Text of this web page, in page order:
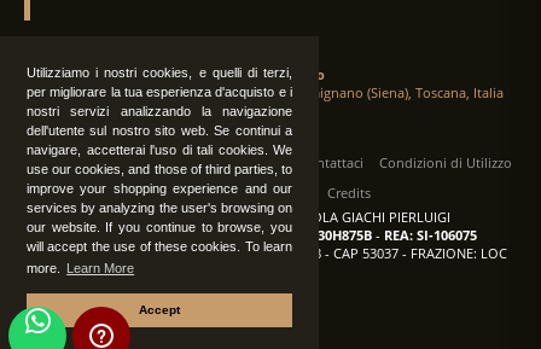
Utilizziamo i nostri cookies, e quelli di terzi,
per migliorare la tua esperienza d'acquisto e i
nostri servizi analizzando la navigazione
dell'utente sul nostro sito web. Se continui a
navigare, accetterai l'uso di tali cookies. We
use our cookies, and those of third parties, to
improve your shopping experience and our
services by analyzing the user's browsing on
our website. If you continue to browse, you
will accept the use of these cookies. To learn
more.
Learn More
Accept
Tenuta Torciano
Via Crocetta 16, Loc. Ulignano 53037 San Gimignano (Siena), Toscana, Italia
Tutti i diritti sono riservati | Operatori Contattaci
Condizioni di Utilizzo
Privacy
Albo Fornitori
Credits
TENUTA TORCIANO AZIENDA AGRICOLA GIACHI PIERLUIGI
P.IVA: IT00375840527 -C.F.: GCHPLG62C30H875B- REA: SI-106075
Sede: SAN GIMIGNANO (SI) - VIA CROCETTA 18 - CAP 53037 - FRAZIONE: LOC